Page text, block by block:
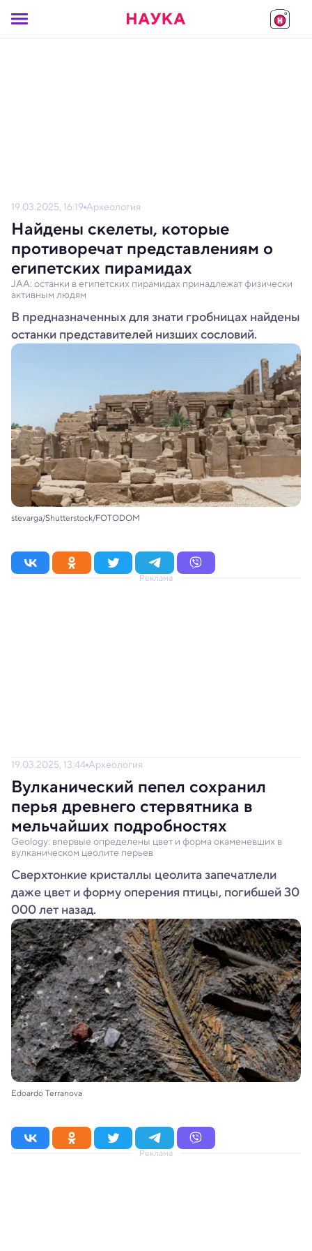
19.03.2025, 16:19 Археология
Найдены скелеты, которые
противоречат представлениям о
египетских пирамидах
JAA: останки в египетских пирамидах принадлежат физически
активным людям
В предназначенных для знати гробницах найдены
останки представителей низших сословий.
stevarga/Shutterstock/FOTODOM
Реклама
19.03.2025, 13:44 Археология
Вулканический пепел сохранил
перья древнего стервятника в
мельчайших подробностях
Geology: впервые определены цвет и форма окаменевших в
вулканическом цеолите перьев
Сверхтонкие кристаллы цеолита запечатлели
даже цвет и форму оперения птицы, погибшей 30
000 лет назад.
Edoardo Terranova
Реклама